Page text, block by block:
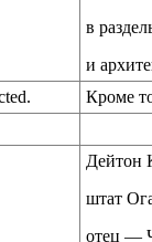
в
и
Кроме
Дейтон
штат
отец —